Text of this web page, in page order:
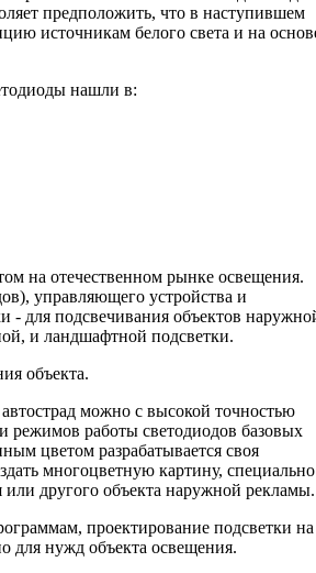
предположить, что в наступившем
источникам белого света и на
нашли в:
на отечественном рынке освещения.
управляющего устройства и
- для подсвечивания объектов
и ландшафтной подсветки.
объекта.
можно с высокой точностью
режимов работы светодиодов базовых
цветом разрабатывается своя
многоцветную картину, специально
или другого объекта наружной рекламы.
проектирование подсветки на
для нужд объекта освещения.